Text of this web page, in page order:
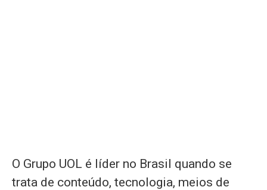
O Grupo UOL é líder no Brasil quando se
trata de conteúdo, tecnologia, meios de